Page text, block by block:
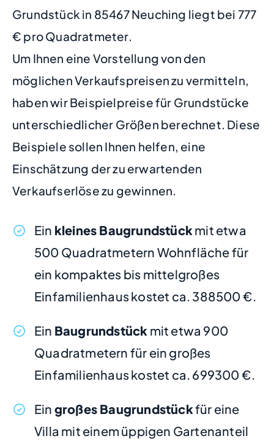
Grundstück in 85467 Neuching liegt bei 777
€ pro Quadratmeter.
Um Ihnen eine Vorstellung von den
möglichen Verkaufspreisen zu vermitteln,
haben wir Beispielpreise für Grundstücke
unterschiedlicher Größen berechnet. Diese
Beispiele sollen Ihnen helfen, eine
Einschätzung der zu erwartenden
Verkaufserlöse zu gewinnen.
Ein kleines Baugrundstückmit etwa
500 Quadratmetern Wohnfläche für
ein kompaktes bis mittelgroßes
Einfamilienhaus kostet ca. 388500 €.
Ein Baugrundstück mit etwa 900
Quadratmetern für ein großes
Einfamilienhaus kostet ca. 699300 €.
Ein großes Baugrundstückfür eine
Villa mit einem üppigen Gartenanteil